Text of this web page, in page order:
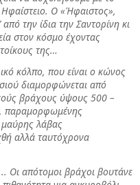
Ο «Ήφαιστος»,
την ίδια την Σαντορίνη κι
στον κόσμο έχοντας
της…
κόλπο, που είναι ο κώνος
διαμορφώνεται από
βράχους ύψους 500 –
παραμορφωμένης
μαύρης λάβας
αλλά ταυτόχρονα
Οι απότομοι βράχοι βουτάνε